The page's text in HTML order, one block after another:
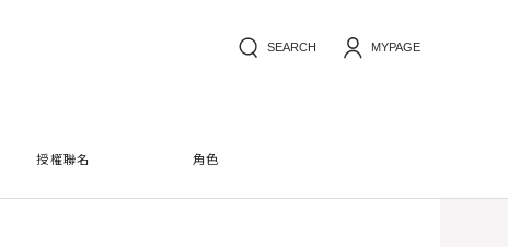
SEARCH MYPAGE
授權聯名 角色